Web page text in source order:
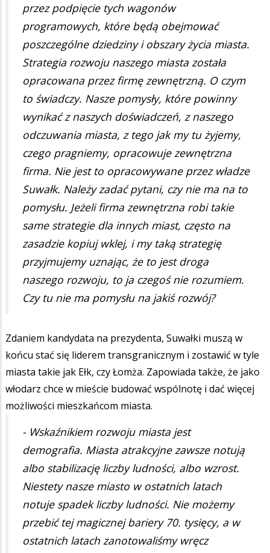
przez podpięcie tych wagonów
programowych, które będą obejmować
poszczególne dziedziny i obszary życia miasta.
Strategia rozwoju naszego miasta została
opracowana przez firmę zewnętrzną. O czym
to świadczy. Nasze pomysły, które powinny
wynikać z naszych doświadczeń, z naszego
odczuwania miasta, z tego jak my tu żyjemy,
czego pragniemy, opracowuje zewnętrzna
firma. Nie jest to opracowywane przez władze
Suwałk. Należy zadać pytani, czy nie ma na to
pomysłu. Jeżeli firma zewnętrzna robi takie
same strategie dla innych miast, często na
zasadzie kopiuj wklej, i my taką strategię
przyjmujemy uznając, że to jest droga
naszego rozwoju, to ja czegoś nie rozumiem.
Czy tu nie ma pomysłu na jakiś rozwój?
Zdaniem kandydata na prezydenta, Suwałki muszą w
końcu stać się liderem transgranicznym i zostawić w tyle
miasta takie jak Ełk, czy Łomża. Zapowiada także, że jako
włodarz chce w mieście budować wspólnotę i dać więcej
możliwości mieszkańcom miasta.
- Wskaźnikiem rozwoju miasta jest
demografia. Miasta atrakcyjne zawsze notują
albo stabilizację liczby ludności, albo wzrost.
Niestety nasze miasto w ostatnich latach
notuje spadek liczby ludności. Nie możemy
przebić tej magicznej bariery 70. tysięcy, a w
ostatnich latach zanotowaliśmy wręcz